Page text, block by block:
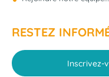
RESTEZ
Inscrivez-